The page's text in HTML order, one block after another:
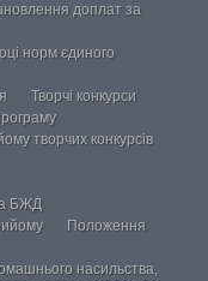
доплат за
норм єдиного
Творчі конкурси
творчих конкурсів
БЖД
Положення
насильства,